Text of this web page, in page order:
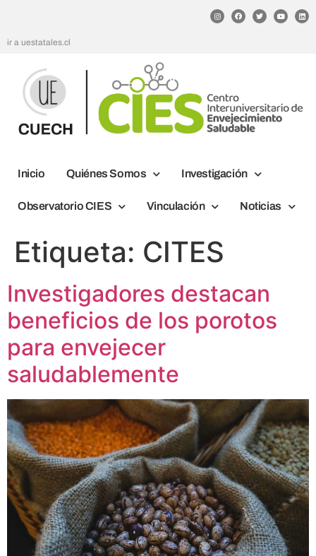
ir a uestatales.cl
Inicio Quiénes Somos Investigación
Observatorio CIES Vinculación Noticias
Etiqueta: CITES
Investigadores destacan
beneficios de los porotos
para envejecer
saludablemente